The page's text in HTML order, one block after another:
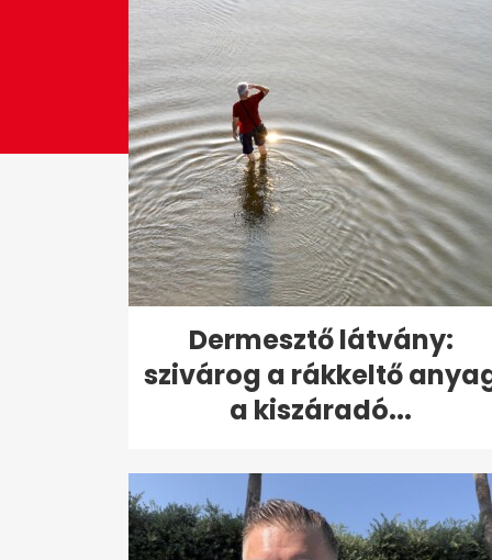
Dermesztő látvány:
szivárog a rákkeltő
a kiszáradó...